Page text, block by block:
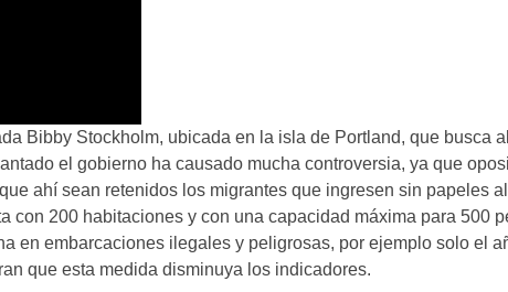
Bibby Stockholm, ubicada en la isla de Portland, que busca
el gobierno ha causado mucha controversia, ya que
ahí sean retenidos los migrantes que ingresen sin papeles
con 200 habitaciones y con una capacidad máxima para 500
en embarcaciones ilegales y peligrosas, por ejemplo solo el
que esta medida disminuya los indicadores.